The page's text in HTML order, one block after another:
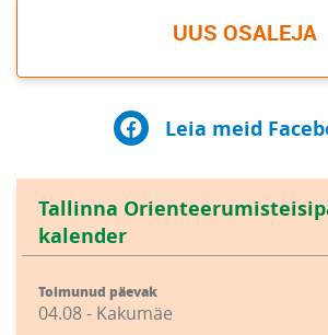
UUS OSALEJA
Leia meid
Tallinna
kalender
Toimunud päevak
04.08 - Kakumäe